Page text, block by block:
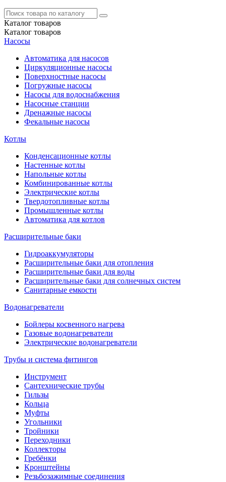
Каталог товаров
Каталог товаров
Насосы
Автоматика для насосов
Циркуляционные насосы
Поверхностные насосы
Погружные насосы
Насосы для водоснабжения
Насосные станции
Дренажные насосы
Фекальные насосы
Котлы
Конденсационные котлы
Настенные котлы
Напольные котлы
Комбинированные котлы
Электрические котлы
Твердотопливные котлы
Промышленные котлы
Автоматика для котлов
Расширительные баки
Гидроаккумуляторы
Расширительные баки для отопления
Расширительные баки для воды
Расширительные баки для солнечных систем
Санитарные емкости
Водонагреватели
Бойлеры косвенного нагрева
Газовые водонагреватели
Электрические водонагреватели
Трубы и система фитингов
Инструмент
Сантехнические трубы
Гильзы
Кольца
Муфты
Угольники
Тройники
Переходники
Коллекторы
Гребёнки
Кронштейны
Резьбозажимные соединения